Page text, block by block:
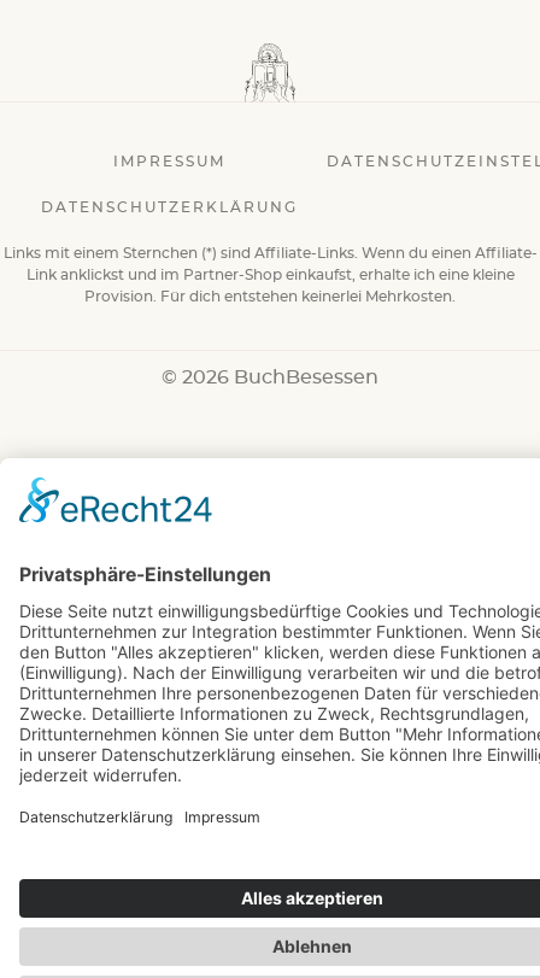
IMPRESSUM
DATENSCHUTZERKLÄRUNG
Links mit einem Sternchen (*) sind Affiliate-Links. Wenn du einen Affiliate-
Link anklickst und im Partner-Shop einkaufst, erhalte ich eine kleine
Provision. Für dich entstehen keinerlei Mehrkosten.
© 2026 BuchBesessen